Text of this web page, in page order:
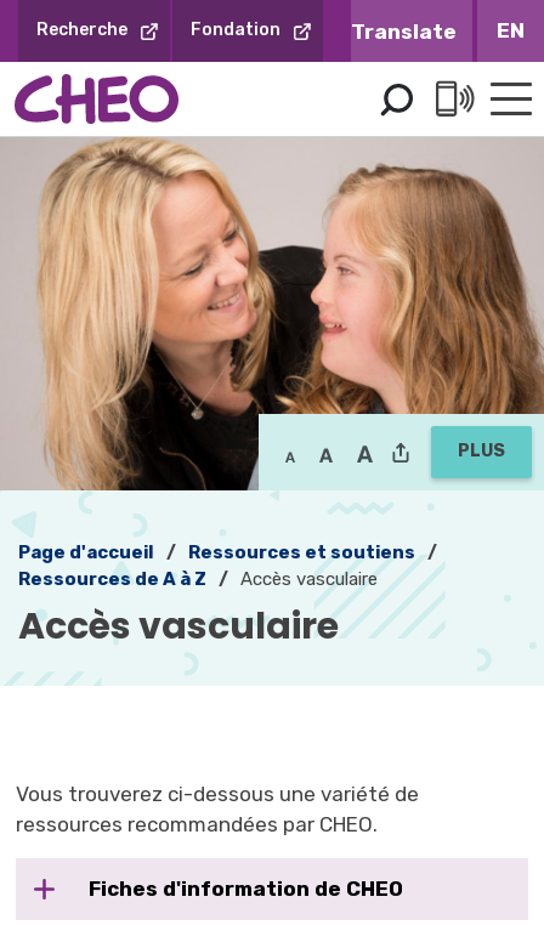
contenu
Recherche Fondation EN
PLUS
Page d'accueil
Ressources et soutiens
Ressources de A à Z
Accès vasculaire
Accès vasculaire
Vous trouverez ci-dessous une variété de
ressources recommandées par CHEO.
Fiches d'information de CHEO